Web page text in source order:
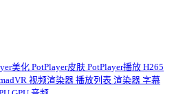
美化 PotPlayer皮肤 PotPlayer播放 H265
视频渲染器 播放列表 渲染器 字幕